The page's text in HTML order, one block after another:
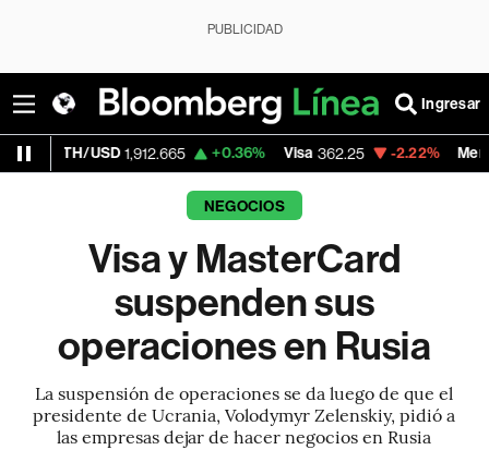
PUBLICIDAD
Ingresar
1,912.665 +0.36% Visa 362.25 -2.22% MercadoLibre
NEGOCIOS
Visa y MasterCard
suspenden sus
operaciones en Rusia
La suspensión de operaciones se da luego de que el
presidente de Ucrania, Volodymyr Zelenskiy, pidió a
las empresas dejar de hacer negocios en Rusia